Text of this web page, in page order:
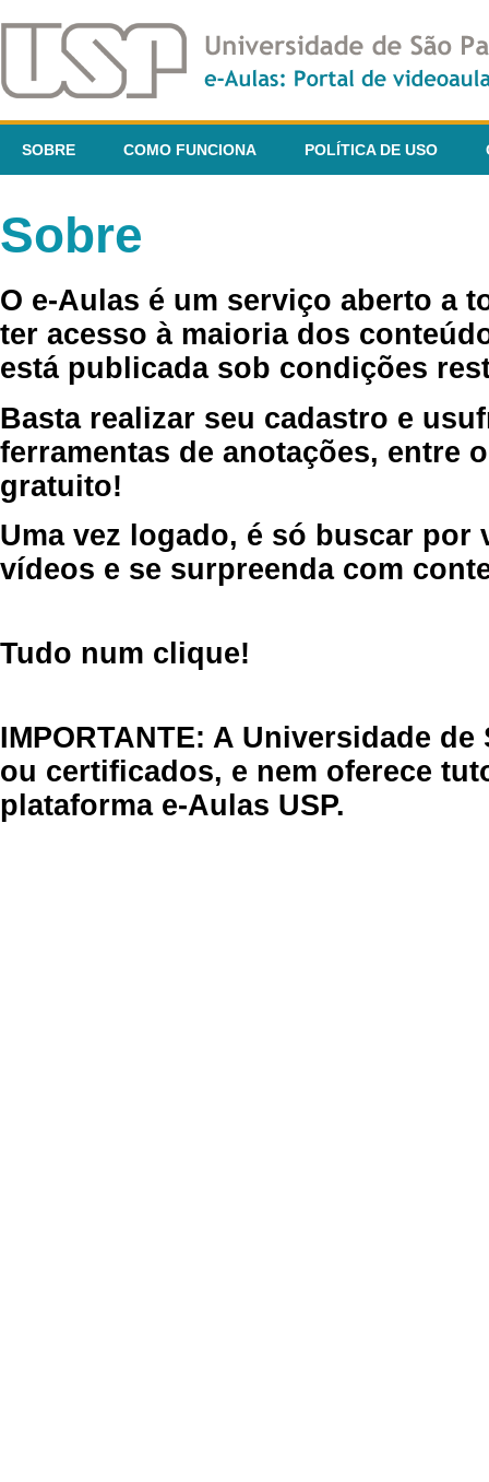
SOBRE COMO FUNCIONA POLÍTICA DE USO
Sobre
O e-Aulas é um serviço aberto a
ter acesso à maioria dos
está publicada sob condições
Basta realizar seu cadastro e
ferramentas de anotações, entre
gratuito!
Uma vez logado, é só buscar por
vídeos e se surpreenda com
Tudo num clique!
IMPORTANTE: A Universidade
ou certificados, e nem oferece
plataforma e-Aulas USP.